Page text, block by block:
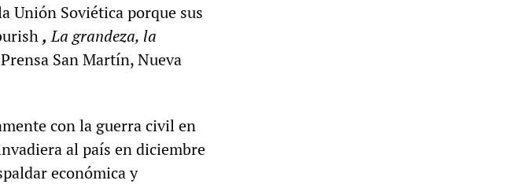
Unión Soviética porque sus
, La grandeza, la
San Martín, Nueva
con la guerra civil en
al país en diciembre
económica y